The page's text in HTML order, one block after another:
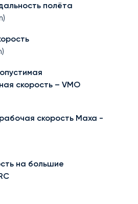
полёта
скорость – VMO
скорость Маха -
на большие